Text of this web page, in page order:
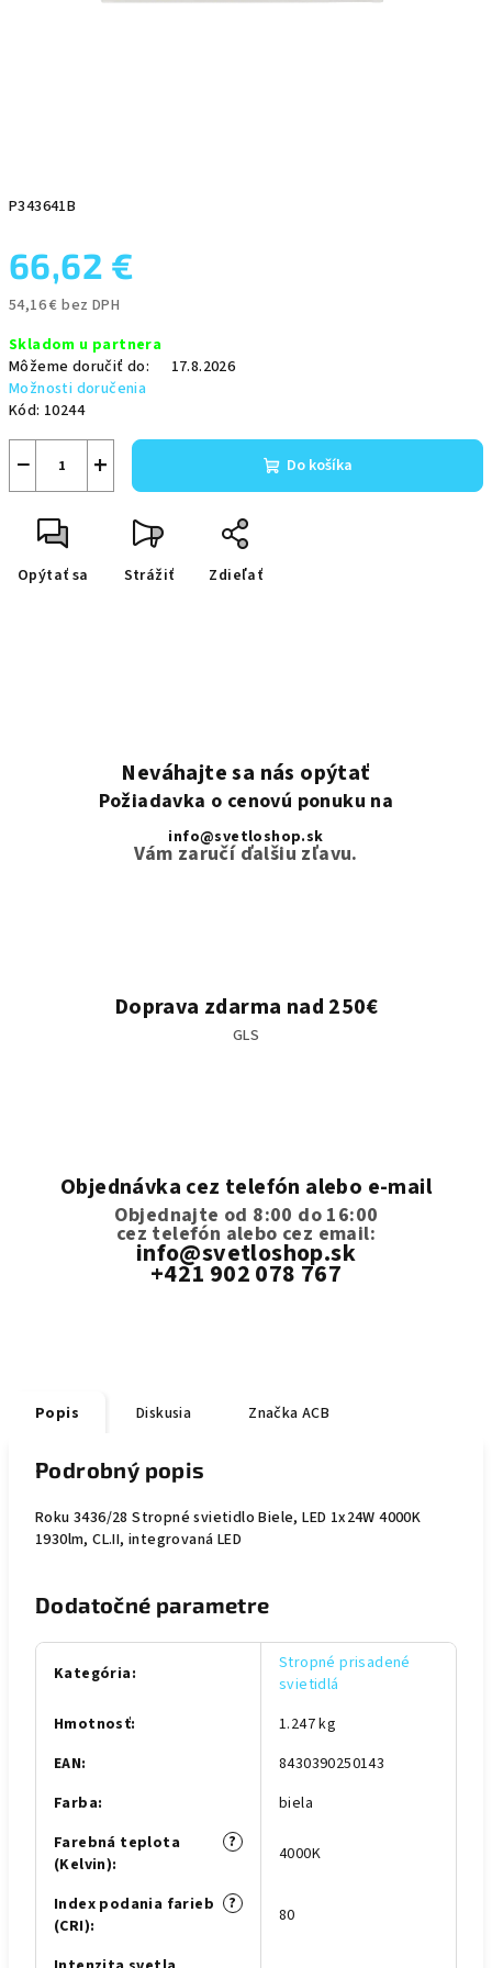
P343641B
66,62 €
54,16 € bez DPH
cena:
Skladom u partnera
Môžeme doručiť do:
17.8.2026
Možnosti doručenia
Kód: 10244
+
− Do košíka
Opýtať sa Strážiť Zdieľať
Neváhajte sa nás opýtať
Požiadavka o cenovú ponuku na
info@svetloshop.sk
Vám zaručí ďalšiu zľavu.
Doprava zdarma nad 250€
GLS
Objednávka cez telefón alebo e-mail
Objednajte od 8:00 do 16:00
cez telefón alebo cez email:
info@svetloshop.sk
+421 902 078 767
Popis Diskusia Značka ACB
Podrobný popis
Roku 3436/28 Stropné svietidlo Biele, LED 1x24W 4000K
1930lm, CL.II, integrovaná LED
Dodatočné parametre
Kategória:
Stropné prisadené
svietidlá
Hmotnosť:
1.247 kg
EAN:
8430390250143
Farba:
biela
?
Farebná teplota
(Kelvin): 4000K
?
Index podania farieb
(CRI): 80